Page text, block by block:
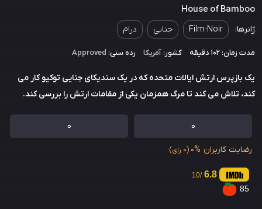
House of Bamboo
ژانرها: Film-Noir جنایی درام
مدت زمان: 102 دقیقه کشور:آمریکا رده سنی: Approved
یک بازپرس ارتش ایالات متحده که در یک سندیکای جنایی توکیو کار می
کند، تلاش می کند تا مرگ همزمان یکی از مقامات ارتش را بررسی کند.
0
0
رضایت کاربران 0% (0 رای)
6.8
/10
85